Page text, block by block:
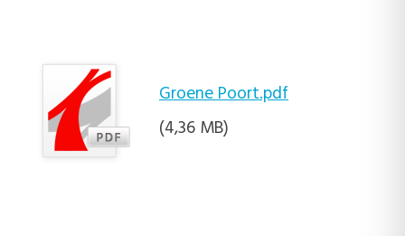
Groene Poort.pdf
(4,36 MB)